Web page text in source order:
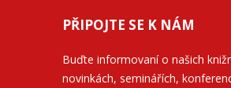
PŘIPOJTE SE K NÁM
Buďte informovaní o našich
novinkách, seminářích,